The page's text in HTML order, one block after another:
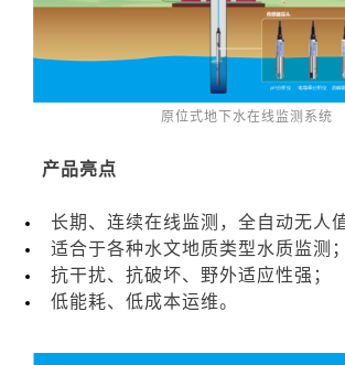
原位式地下水在线监测系统
产品亮点
长期、连续在线监测，全自动无人
适合于各种水文地质类型水质监测；
抗干扰、抗破坏、野外适应性强；
低能耗、低成本运维。